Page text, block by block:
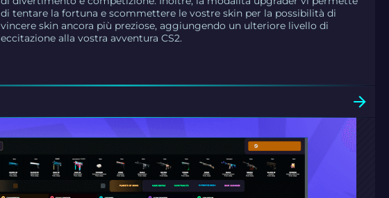
di tentare la fortuna e scommettere le vostre skin per la possibilità di
vincere skin ancora più preziose, aggiungendo un ulteriore livello di
eccitazione alla vostra avventura CS2.